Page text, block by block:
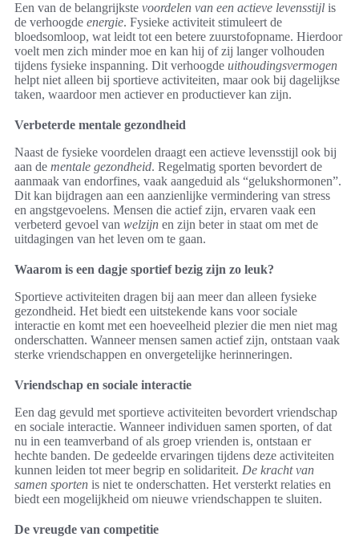
Een van de belangrijkste voordelen van een actieve levensstijl is
de verhoogde energie. Fysieke activiteit stimuleert de
bloedsomloop, wat leidt tot een betere zuurstofopname. Hierdoor
voelt men zich minder moe en kan hij of zij langer volhouden
tijdens fysieke inspanning. Dit verhoogde uithoudingsvermogen
helpt niet alleen bij sportieve activiteiten, maar ook bij dagelijkse
taken, waardoor men actiever en productiever kan zijn.
Verbeterde mentale gezondheid
Naast de fysieke voordelen draagt een actieve levensstijl ook bij
aan de mentale gezondheid. Regelmatig sporten bevordert de
aanmaak van endorfines, vaak aangeduid als “gelukshormonen”.
Dit kan bijdragen aan een aanzienlijke vermindering van stress
en angstgevoelens. Mensen die actief zijn, ervaren vaak een
verbeterd gevoel van welzijn en zijn beter in staat om met de
uitdagingen van het leven om te gaan.
Waarom is een dagje sportief bezig zijn zo leuk?
Sportieve activiteiten dragen bij aan meer dan alleen fysieke
gezondheid. Het biedt een uitstekende kans voor sociale
interactie en komt met een hoeveelheid plezier die men niet mag
onderschatten. Wanneer mensen samen actief zijn, ontstaan vaak
sterke vriendschappen en onvergetelijke herinneringen.
Vriendschap en sociale interactie
Een dag gevuld met sportieve activiteiten bevordert vriendschap
en sociale interactie. Wanneer individuen samen sporten, of dat
nu in een teamverband of als groep vrienden is, ontstaan er
hechte banden. De gedeelde ervaringen tijdens deze activiteiten
kunnen leiden tot meer begrip en solidariteit. De kracht van
samen sporten is niet te onderschatten. Het versterkt relaties en
biedt een mogelijkheid om nieuwe vriendschappen te sluiten.
De vreugde van competitie